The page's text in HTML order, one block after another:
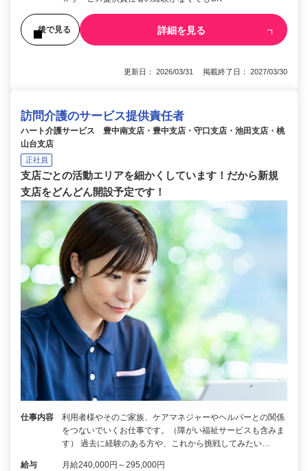
後で見る 詳細を見る
更新日： 2026/03/31 掲載終了日： 2027/03/30
訪問介護のサービス提供責任者
ハート介護サービス 豊中南支店・豊中支店・守口支店・池田支店・桃
山台支店
正社員
支店ごとの活動エリアを細かくしています！だから新規
支店をどんどん開設予定です！
仕事内容
利用者様やそのご家族、ケアマネジャーやヘルパーとの関係
をつないでいくお仕事です。（障がい福祉サービスも含みま
す） 過去に経験のある方や、これから挑戦してみたい…
給与 月給240,000円～295,000円